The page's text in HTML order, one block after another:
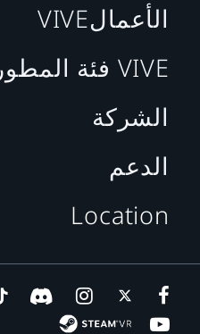
الأعمالVIVE
VIVE فئة المطوريين
الشركة
الدعم
Location